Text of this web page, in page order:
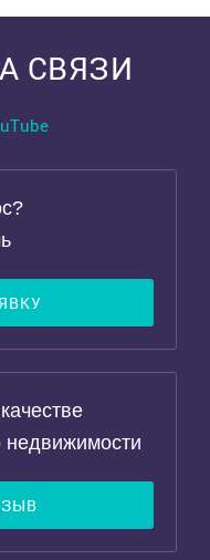
СВЯЗИ
недвижимости